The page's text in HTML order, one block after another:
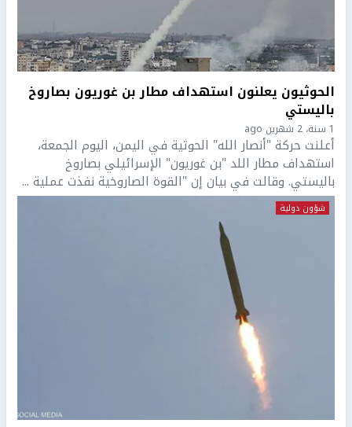
الحوثيون يعلنون استهداف مطار بن غوريون بصاروخ
باليستي
1 سنة، 2 شهرين ago
أعلنت حركة "أنصار الله" الحوثية في اليمن، اليوم الجمعة،
استهداف مطار اللد "بن غوريون" الإسرائيلي بصاروخ
باليستي. وقالت في بيان إن "القوة الصاروخية نفذت عملية ...
شؤون دولية